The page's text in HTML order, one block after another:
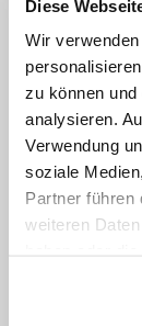
Diese
Wir
zu können
analysieren.
Verwendung
soziale
Partner führen
weiteren
Anbetung
sei es,
herum zu
in dem
Was
In der
dichte